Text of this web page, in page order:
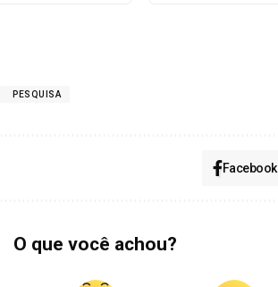
PESQUISA
Facebook
O que você achou?